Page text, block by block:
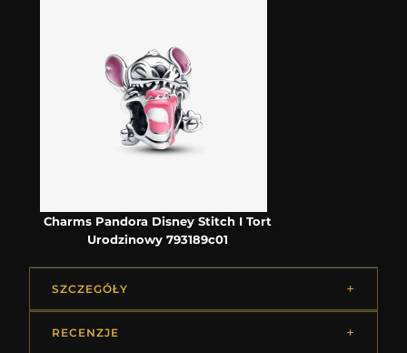
Charms Pandora Disney Stitch I Tort
Urodzinowy 793189c01
SZCZEGÓŁY
RECENZJE